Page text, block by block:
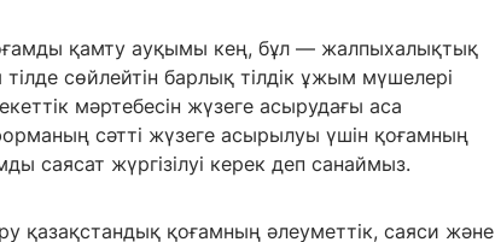
қамту ауқымы кең, бұл — жалпыхалықтық
сөйлейтін барлық тілдік ұжым мүшелері
мәртебесін жүзеге асырудағы аса
сәтті жүзеге асырылуы үшін қоғамның
саясат жүргізілуі керек деп санаймыз.
қазақстандық қоғамның әлеуметтік, саяси және